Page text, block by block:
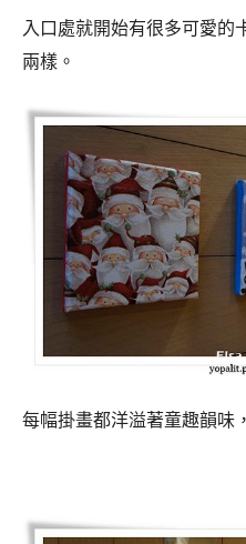
入口處就開始有很多可愛的
兩樣。
每幅掛畫都洋溢著童趣韻味